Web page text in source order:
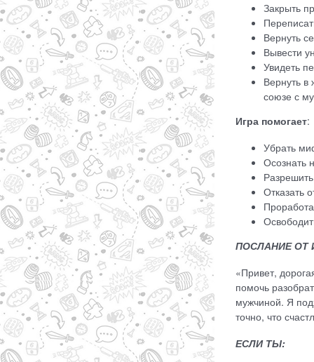
Закрыть
Вернуть
Вывести
Увидеть
Вернуть в
союзе с
Игра помогает:
Убрать
Осознать
Отказать
ПОСЛАНИЕ ОТ
«Привет,
помочь
мужчиной. Я
точно, что
ЕСЛИ ТЫ: